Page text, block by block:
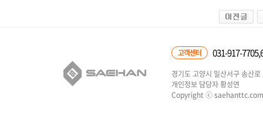
고객센터 031-917-
경기도 고양시 일산서구 송산
개인정보 담당자 황성연
Copyright ⓒ